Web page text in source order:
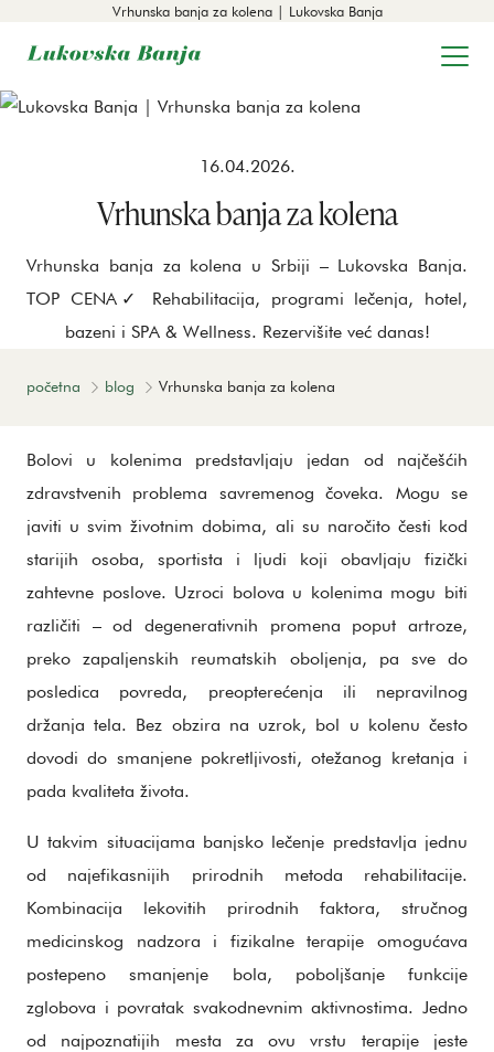
Vrhunska banja za kolena | Lukovska Banja
16.04.2026.
Vrhunska banja za kolena
Vrhunska banja za kolena u Srbiji – Lukovska Banja.
TOP CENA✓ Rehabilitacija, programi lečenja, hotel,
bazeni i SPA & Wellness. Rezervišite već danas!
početna blog Vrhunska banja za kolena
Bolovi u kolenima predstavljaju jedan od najčešćih
zdravstvenih problema savremenog čoveka. Mogu se
javiti u svim životnim dobima, ali su naročito česti kod
starijih osoba, sportista i ljudi koji obavljaju fizički
zahtevne poslove. Uzroci bolova u kolenima mogu biti
različiti – od degenerativnih promena poput artroze,
preko zapaljenskih reumatskih oboljenja, pa sve do
posledica povreda, preopterećenja ili nepravilnog
držanja tela. Bez obzira na uzrok, bol u kolenu često
dovodi do smanjene pokretljivosti, otežanog kretanja i
pada kvaliteta života.
U takvim situacijama banjsko lečenje predstavlja jednu
od najefikasnijih prirodnih metoda rehabilitacije.
Kombinacija lekovitih prirodnih faktora, stručnog
medicinskog nadzora i fizikalne terapije omogućava
postepeno smanjenje bola, poboljšanje funkcije
zglobova i povratak svakodnevnim aktivnostima. Jedno
od najpoznatijih mesta za ovu vrstu terapije jeste